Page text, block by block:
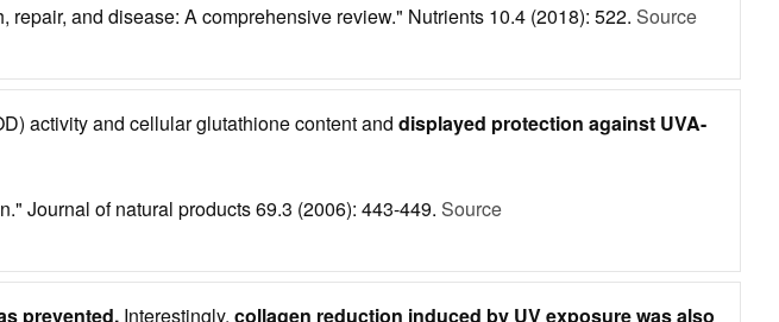
and disease: A comprehensive review." Nutrients 10.4 (2018): 522. Source
activity and cellular glutathione content and displayed protection against UVA-
Journal of natural products 69.3 (2006): 443-449. Source
prevented. Interestingly, collagen reduction induced by UV exposure was also